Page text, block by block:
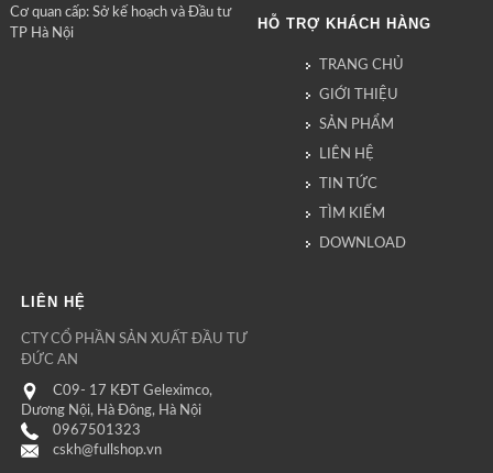
Cơ quan cấp: Sở kế hoạch và Đầu tư
TP Hà Nội
HỖ TRỢ KHÁCH HÀNG
TRANG CHỦ
GIỚI THIỆU
SẢN PHẨM
LIÊN HỆ
TIN TỨC
TÌM KIẾM
DOWNLOAD
LIÊN HỆ
CTY CỔ PHẦN SẢN XUẤT ĐẦU TƯ
ĐỨC AN
C09- 17 KĐT Geleximco,
Dương Nội, Hà Đông, Hà Nội
0967501323
cskh@fullshop.vn